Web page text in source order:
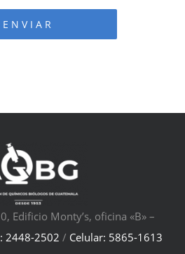
ENVIAR
Edificio Monty’s, oficina «B» –
2448-2502 / Celular: 5865-1613